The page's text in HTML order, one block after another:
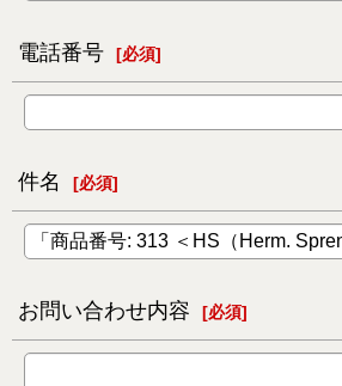
電話番号 [必須]
件名 [必須]
お問い合わせ内容 [必須]